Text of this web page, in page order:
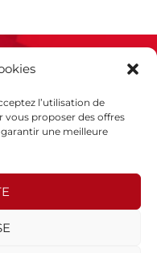
l’utilisation de
vous proposer des offres
une meilleure